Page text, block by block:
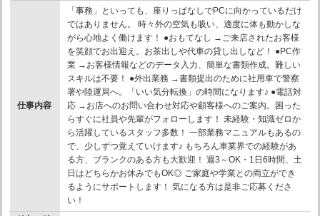
仕事内容
「事務」といっても、座りっぱなしでPCに向かっているだけ
ではありません。 時々外の空気も吸い、適度に体も動かしな
がら心地よく働けます！ ●おもてなし →ご来店されたお客様
を笑顔でお出迎え。お茶出しや代車の貸し出しなど！ ●PC作
業 →お客様情報などのデータ入力、簡単な書類作成。難しい
スキルは不要！ ●外出業務 →書類提出のために社用車で警察
署や陸運局へ。「いい気分転換」の時間になります♪ ●電話対
応 →お店へのお問い合わせ対応や顧客様へのご案内。困った
らすぐに社員や先輩がフォローします！ 未経験・知識ゼロか
ら活躍しているスタッフ多数！ 一部業務マニュアルもあるの
で、少しずつ覚えていけます♪ もちろん車業界での経験があ
る方、ブランクのある方も大歓迎！ 週3～OK・1日6時間、土
日はどちらかお休みでもOK◎ ご家庭や学業との両立ができ
るようにサポートします！ 気になる方は是非ご応募くださ
い！